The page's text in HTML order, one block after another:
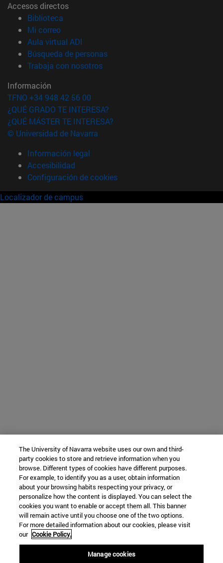
Accesos directos
Biblioteca
Mi correo(abre en nueva ventana)
Aula virtual ADI
Búsqueda de personas(abre en nueva ventana)
Trabaja con nosotros(abre en nueva ventana)
Información
TFNO +34 948 42 56 00
¿QUÉ GRADO TE INTERESA?
¿QUÉ MÁSTER TE INTERESA?
© Universidad de Navarra
Información legal
Accesibilidad
Configuración de cookies
Localizador de campus
The University of Navarra website uses our own and third-
party cookies to store and retrieve information when you
browse. Different types of cookies have different purposes.
For example, to identify you as a user, obtain information
about your browsing habits respecting your privacy, or
personalize how the content is displayed. You can select the
cookies you want to enable or accept them all. This banner
will remain active until you choose one of the two options.
For more detailed information about our cookies, please visit
our Cookie Policy.
Manage cookies